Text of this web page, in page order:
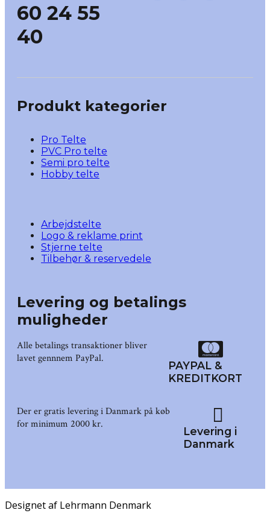
60 24 55
40
Produkt kategorier
Pro Telte
PVC Pro telte
Semi pro telte
Hobby telte
Arbejdstelte
Logo & reklame print
Stjerne telte
Tilbehør & reservedele
Levering og betalings
muligheder
PAYPAL &
KREDITKORT
Alle betalings transaktioner bliver
lavet gennnem PayPal.
Levering i
Danmark
Der er gratis levering i Danmark på køb
for minimum 2000 kr.
Designet af Lehrmann Denmark